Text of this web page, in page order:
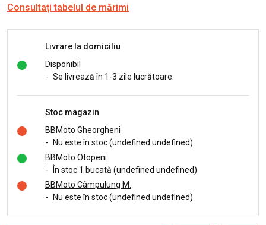
Consultați tabelul de mărimi
Livrare la domiciliu
Disponibil
- Se livrează în 1-3 zile lucrătoare.
Stoc magazin
BBMoto Gheorgheni
-
Nu este în stoc (undefined undefined)
BBMoto Otopeni
-
În stoc 1 bucată (undefined undefined)
BBMoto Câmpulung M.
-
Nu este în stoc (undefined undefined)